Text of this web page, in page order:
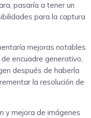
pasaría a tener un
para la captura
mejoras notables.
encuadre generativo,
después de haberla
la resolución de
y mejora de imágenes